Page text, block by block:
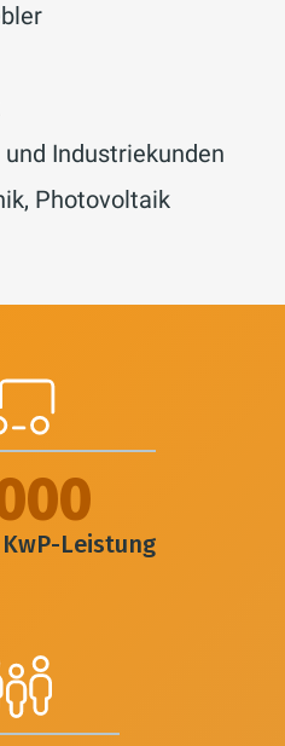
Industriekunden
Photovoltaik
Leistung